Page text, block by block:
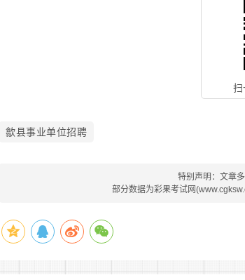
歙县事业单位招聘
特别声明：文章
部分数据为彩果考试网